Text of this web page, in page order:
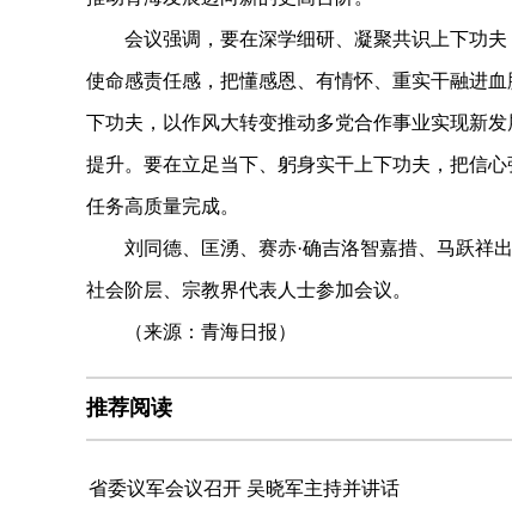
会议强调，要在深学细研、凝聚共识上下功夫
使命感责任感，把懂感恩、有情怀、重实干融进
下功夫，以作风大转变推动多党合作事业实现新
提升。要在立足当下、躬身实干上下功夫，把信
任务高质量完成。
刘同德、匡湧、赛赤·确吉洛智嘉措、马跃祥
社会阶层、宗教界代表人士参加会议。
（来源：青海日报）
推荐阅读
省委议军会议召开 吴晓军主持并讲话